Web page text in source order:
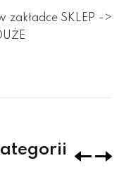
zakładce SKLEP ->